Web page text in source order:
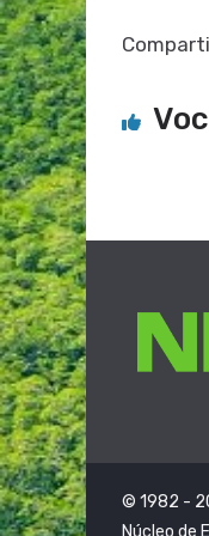
© 1982 -